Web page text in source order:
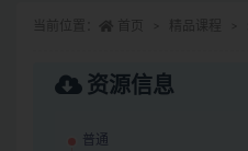
资源信息
普通